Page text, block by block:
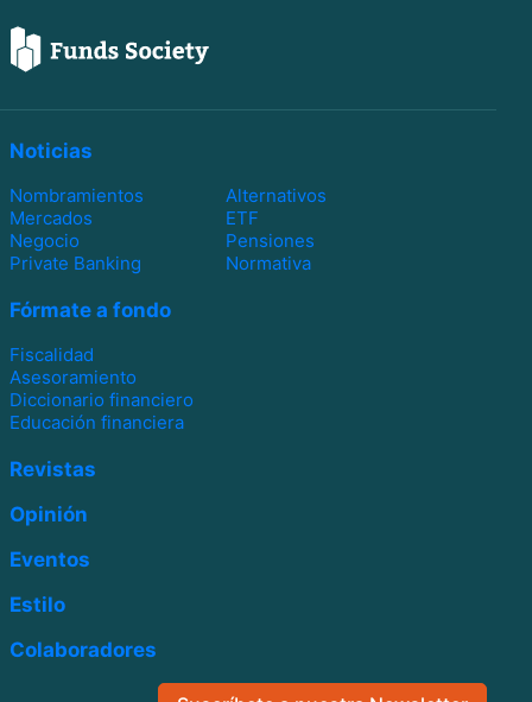
Noticias
Nombramientos
Alternativos
Mercados
ETF
Negocio
Pensiones
Private Banking
Normativa
Fórmate a fondo
Fiscalidad
Asesoramiento
Diccionario financiero
Educación financiera
Revistas
Opinión
Eventos
Estilo
Colaboradores